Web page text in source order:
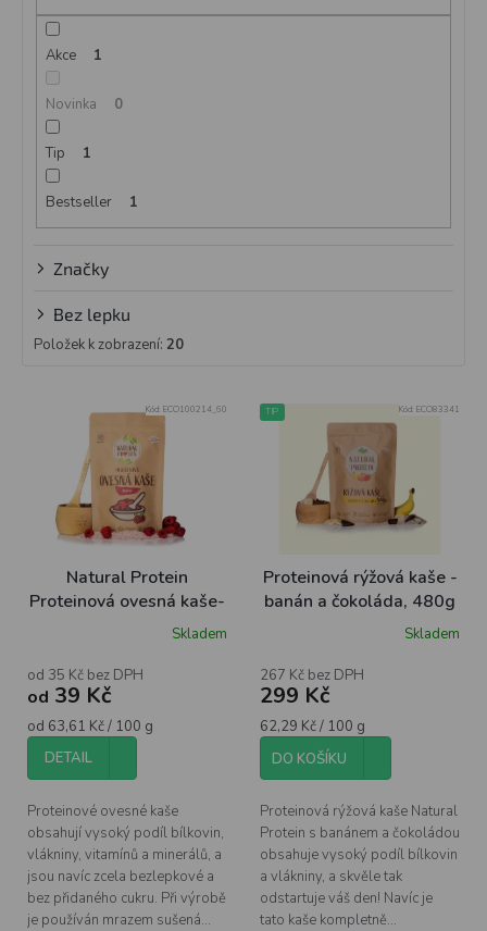
Akce 1
Novinka 0
Tip 1
Bestseller 1
Značky
Bez lepku
Položek k zobrazení: 20
d
u
ů
Natural Protein
Proteinová ovesná kaše-
Skladem
od 35 Kč bez DPH
od 39 Kč
Měrná
cena:
od 63,61 Kč / 100 g
DETAIL
Proteinové ovesné kaše
obsahují vysoký podíl bílkovin,
vlákniny, vitamínů a minerálů, a
jsou navíc zcela bezlepkové a
bez přidaného cukru. Při výrobě
je používán mrazem sušená...
Kód: ECO100214_60 TIP
Proteinová rýžová kaše -
banán a čokoláda, 480g
Skladem
267 Kč bez DPH
299 Kč
Měrná
cena:
62,29 Kč / 100 g
DO KOŠÍKU
Proteinová rýžová kaše Natural
Protein s banánem a čokoládou
obsahuje vysoký podíl bílkovin
a vlákniny, a skvěle tak
odstartuje váš den! Navíc je
tato kaše kompletně...
Kód: ECO83341